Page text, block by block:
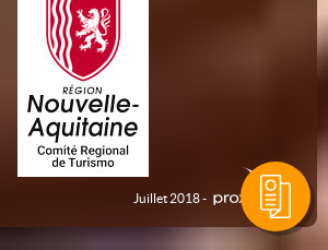
Juillet 2018 -